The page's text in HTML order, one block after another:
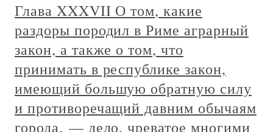
Глава XXXVII О том, какие
раздоры породил в Риме аграрный
закон, а также о том, что
принимать в республике закон,
имеющий большую обратную силу
и противоречащий давним обычаям
города, — дело, чреватое многими